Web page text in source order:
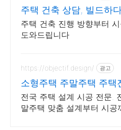
주택 건축 상담, 빌드하
주택 건축 진행 방향부터
도와드립니다
https://objectif.design/ 광고
소형주택 주말주택 주택
전국 주택 설계 시공 전문.
말주택 맞춤 설계부터 시공